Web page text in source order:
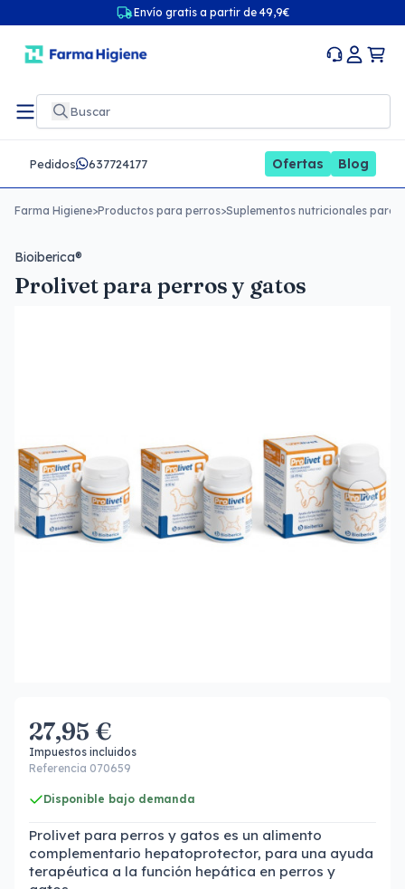
Envío gratis a partir de 49,9€
Pedidos 637724177 Ofertas Blog
Farma Higiene>Productos para perros>Suplementos nutricionales para
Bioiberica®
Prolivet para perros y gatos
27,95 €
Impuestos incluidos
Referencia 070659
Disponible bajo demanda
Prolivet para perros y gatos es un alimento
complementario hepatoprotector, para una ayuda
terapéutica a la función hepática en perros y